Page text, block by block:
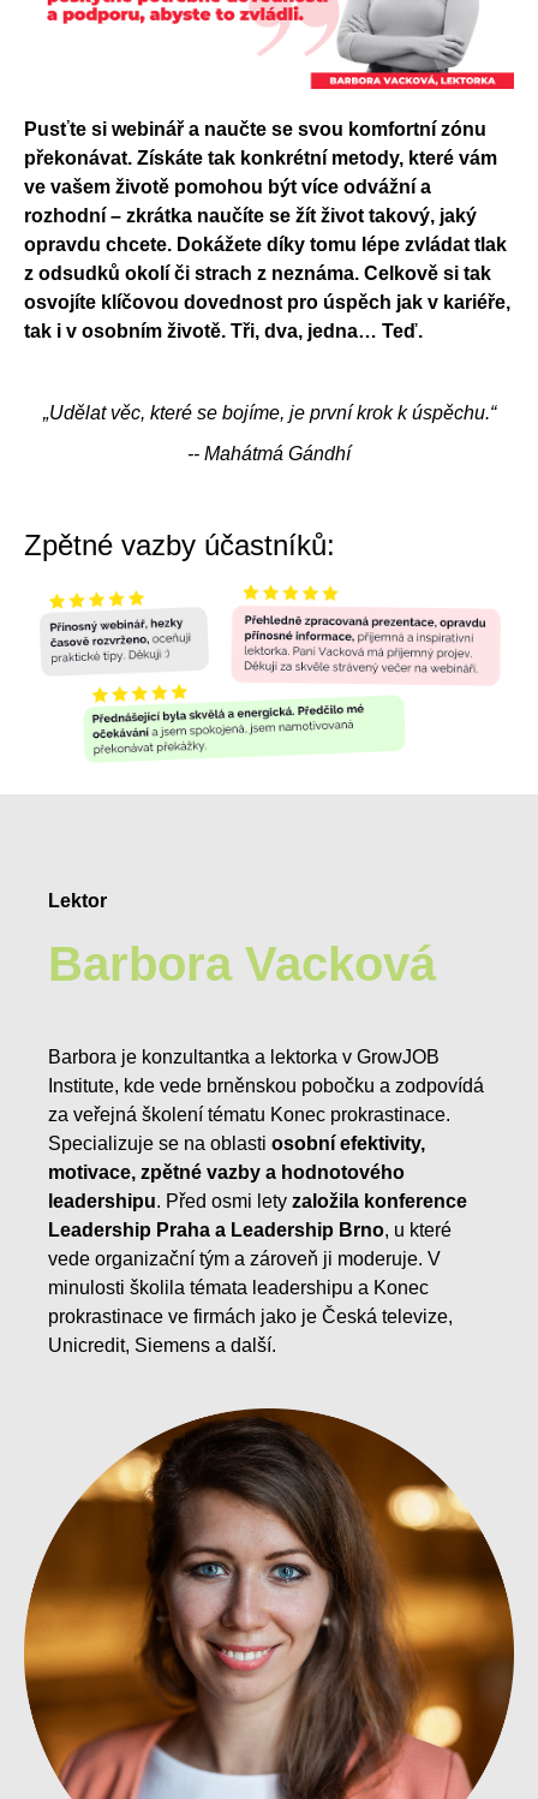
Pusťte si webinář a naučte se svou komfortní zónu
překonávat. Získáte tak konkrétní metody, které vám
ve vašem životě pomohou být více odvážní a
rozhodní – zkrátka naučíte se žít život takový, jaký
opravdu chcete. Dokážete díky tomu lépe zvládat tlak
z odsudků okolí či strach z neznáma. Celkově si tak
osvojíte klíčovou dovednost pro úspěch jak v kariéře,
tak i v osobním životě. Tři, dva, jedna… Teď.
„Udělat věc, které se bojíme, je první krok k úspěchu.“
-- Mahátmá Gándhí
Zpětné vazby účastníků:
Lektor
Barbora Vacková
Barbora je konzultantka a lektorka v GrowJOB
Institute, kde vede brněnskou pobočku a zodpovídá
za veřejná školení tématu Konec prokrastinace.
Specializuje se na oblasti osobní efektivity,
motivace, zpětné vazby a hodnotového
leadershipu. Před osmi lety založila konference
Leadership Praha a Leadership Brno, u které
vede organizační tým a zároveň ji moderuje. V
minulosti školila témata leadershipu a Konec
prokrastinace ve firmách jako je Česká televize,
Unicredit, Siemens a další.